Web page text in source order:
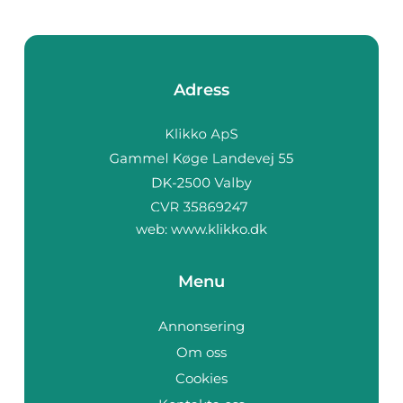
Adress
web: www.klikko.dk
Menu
Annonsering
Om oss
Cookies